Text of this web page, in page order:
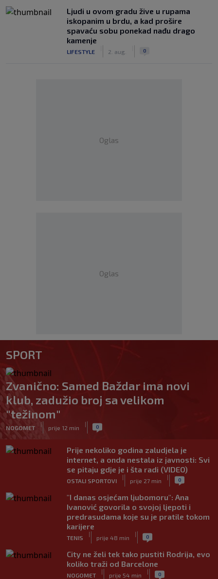
Ljudi u ovom gradu žive u rupama
iskopanim u brdu, a kad prošire
spavaću sobu ponekad nađu drago
kamenje
LIFESTYLE 2. aug. 0
Oglas
Oglas
SPORT
Zvanično: Samed Baždar ima novi
klub, zadužio broj sa velikom
"težinom"
NOGOMET
|
prije 12 min
| 0
Prije nekoliko godina zaludjela je
internet, a onda nestala iz javnosti: Svi
se pitaju gdje je i šta radi (VIDEO)
OSTALI SPORTOVI
|
prije 27 min
| 0
"I danas osjećam ljubomoru": Ana
Ivanović govorila o svojoj ljepoti i
predrasudama koje su je pratile tokom
karijere
TENIS
|
prije 48 min
| 0
City ne želi tek tako pustiti Rodrija, evo
koliko traži od Barcelone
NOGOMET
|
prije 54 min
| 0